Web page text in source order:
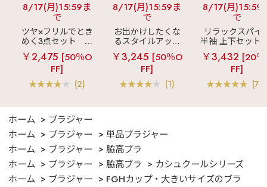
8/17(月)15:59ま
で
ツヤ×フリルでとき
めく3点セット
シ
ルキー ショートパ
ンツ 3点セット
￥2,475 [50％O
FF]
(2)
8/17(月)15:59ま
で
お出かけしたくな
るスタイルアップ
見え
ストライプ
フリル ロングパン
ツ 綿混 上下セット
￥3,245 [50％O
FF]
(1)
8/17(月)15:59
で
リラックスパイ
半袖 上下セット
女兼用サイズ)
￥3,432 [20
FF]
ホーム
ブラジャー
ホーム
ブラジャー
単品ブラジャー
ホーム
ブラジャー
脇高ブラ
ホーム
ブラジャー 脇高ブラ
カシュクールシリーズ
ホーム
ブラジャー
FGHカップ・大きいサイズのブラ